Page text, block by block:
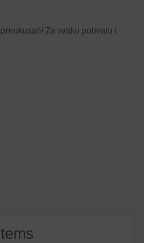
Za svaku pohvalu i